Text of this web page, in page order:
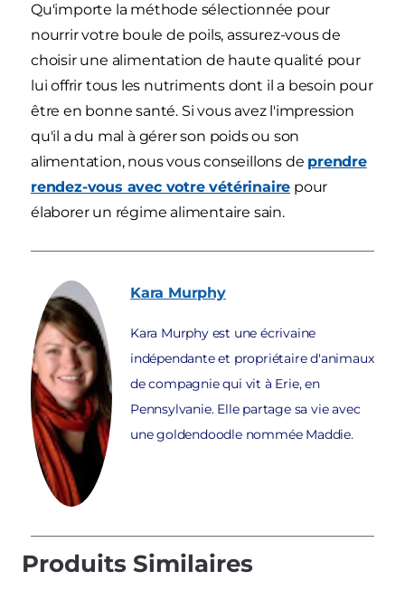
Qu'importe la méthode sélectionnée pour
nourrir votre boule de poils, assurez-vous de
choisir une alimentation de haute qualité pour
lui offrir tous les nutriments dont il a besoin pour
être en bonne santé. Si vous avez l'impression
qu'il a du mal à gérer son poids ou son
alimentation, nous vous conseillons de prendre
rendez-vous avec votre vétérinaire pour
élaborer un régime alimentaire sain.
Kara Murphy
Kara Murphy est une écrivaine
indépendante et propriétaire d'animaux
de compagnie qui vit à Erie, en
Pennsylvanie. Elle partage sa vie avec
une goldendoodle nommée Maddie.
Produits Similaires